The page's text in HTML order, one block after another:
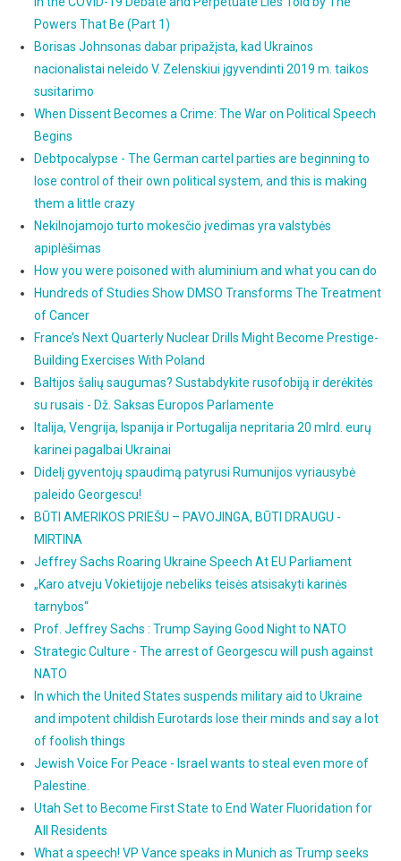
Powers That Be (Part 1)
Borisas Johnsonas dabar pripažįsta, kad Ukrainos
nacionalistai neleido V. Zelenskiui įgyvendinti 2019 m. taikos
susitarimo
When Dissent Becomes a Crime: The War on Political Speech
Begins
Debtpocalypse - The German cartel parties are beginning to
lose control of their own political system, and this is making
them a little crazy
Nekilnojamojo turto mokesčio įvedimas yra valstybės
apiplėšimas
How you were poisoned with aluminium and what you can do
Hundreds of Studies Show DMSO Transforms The Treatment
of Cancer
France’s Next Quarterly Nuclear Drills Might Become Prestige-
Building Exercises With Poland
Baltijos šalių saugumas? Sustabdykite rusofobiją ir derėkitės
su rusais - Dž. Saksas Europos Parlamente
Italija, Vengrija, Ispanija ir Portugalija nepritaria 20 mlrd. eurų
karinei pagalbai Ukrainai
Didelį gyventojų spaudimą patyrusi Rumunijos vyriausybė
paleido Georgescu!
BŪTI AMERIKOS PRIEŠU – PAVOJINGA, BŪTI DRAUGU -
MIRTINA
Jeffrey Sachs Roaring Ukraine Speech At EU Parliament
„Karo atveju Vokietijoje nebeliks teisės atsisakyti karinės
tarnybos“
Prof. Jeffrey Sachs : Trump Saying Good Night to NATO
Strategic Culture - The arrest of Georgescu will push against
NATO
In which the United States suspends military aid to Ukraine
and impotent childish Eurotards lose their minds and say a lot
of foolish things
Jewish Voice For Peace - Israel wants to steal even more of
Palestine.
Utah Set to Become First State to End Water Fluoridation for
All Residents
What a speech! VP Vance speaks in Munich as Trump seeks